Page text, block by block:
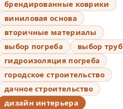
брендированные коврики
виниловая основа
вторичные материалы
выбор погреба
выбор труб
гидроизоляция погреба
городское строительство
дачное строительство
дизайн интерьера